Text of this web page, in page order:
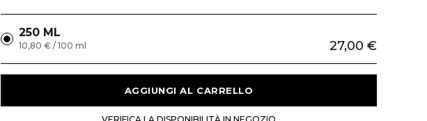
250 ML
27,00 €
10,80 € / 100 ml